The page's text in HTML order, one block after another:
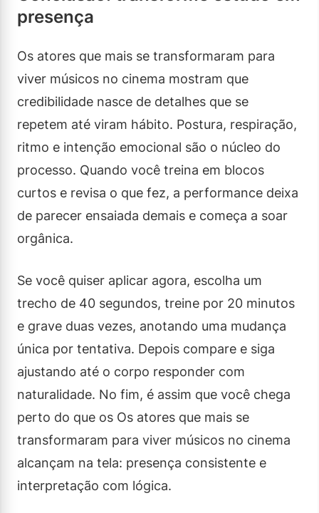
presença
Os atores que mais se transformaram para
viver músicos no cinema mostram que
credibilidade nasce de detalhes que se
repetem até viram hábito. Postura, respiração,
ritmo e intenção emocional são o núcleo do
processo. Quando você treina em blocos
curtos e revisa o que fez, a performance deixa
de parecer ensaiada demais e começa a soar
orgânica.
Se você quiser aplicar agora, escolha um
trecho de 40 segundos, treine por 20 minutos
e grave duas vezes, anotando uma mudança
única por tentativa. Depois compare e siga
ajustando até o corpo responder com
naturalidade. No fim, é assim que você chega
perto do que os Os atores que mais se
transformaram para viver músicos no cinema
alcançam na tela: presença consistente e
interpretação com lógica.